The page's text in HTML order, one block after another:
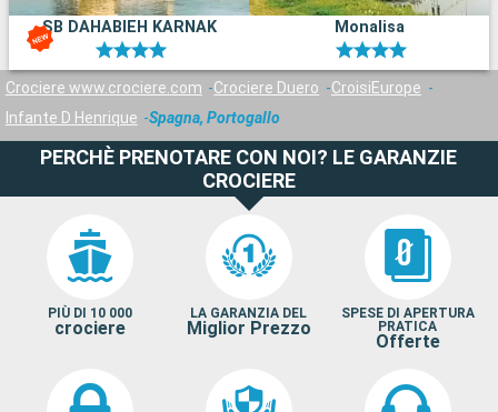
SB DAHABIEH KARNAK Monalisa
Crociere www.crociere.com Crociere Duero
CroisiEurope
Infante D Henrique
Spagna, Portogallo
PERCHÈ PRENOTARE CON NOI? LE GARANZIE
CROCIERE
PIÙ DI 10 000
crociere
LA GARANZIA DEL
Miglior Prezzo
SPESE DI APERTURA
PRATICA
Offerte